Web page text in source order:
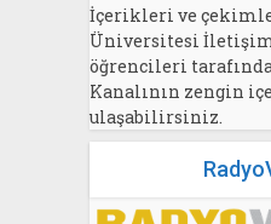
İçerikleri ve
Üniversitesi
öğrencileri
Kanalının zengin
ulaşabilirsiniz.